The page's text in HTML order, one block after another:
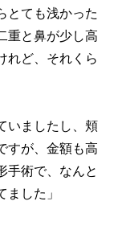
とても浅かった
重と鼻が少し高
れど、それくら
いましたし、頬
すが、金額も高
手術で、なんと
ました」